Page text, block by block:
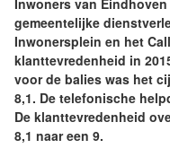
Inwoners van
gemeentelijke
Inwonersplein en het
klanttevredenheid in
voor de balies was het
8,1. De telefonische
De klanttevredenheid
8,1 naar een 9.